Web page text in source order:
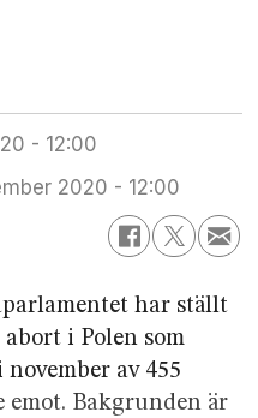
- 12:00
2020 - 12:00
har ställt
i Polen som
av 455
emot. Bakgrunden är